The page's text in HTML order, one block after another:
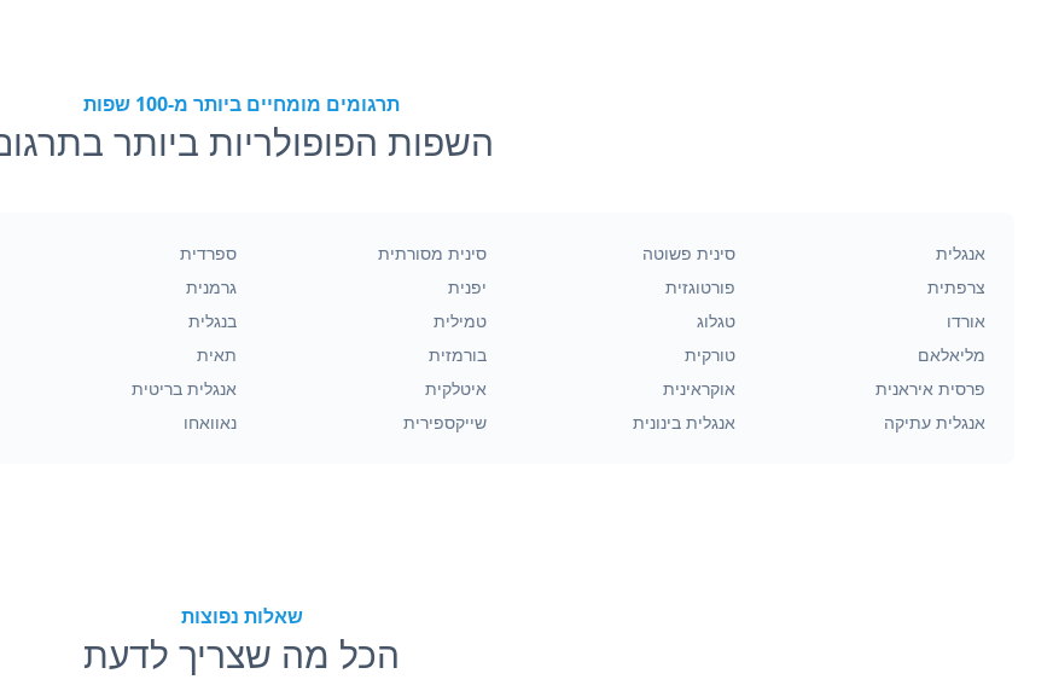
תרגומים מומחיים ביותר מ-100 שפות
השפות הפופולריות ביותר
אנגלית סינית פשוטה סינית מסורתית ספרדית
צרפתית
פורטוגזית יפנית גרמנית
אורדו
טגלוג טמילית בנגלית
מליאלאם
טורקית בורמזית תאית
פרסית איראנית
אוקראינית איטלקית אנגלית בריטית
אנגלית עתיקה
אנגלית בינונית שייקספירית נאוואחו
שאלות נפוצות
הכל מה שצריך לדעת